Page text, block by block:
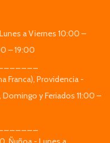
a Viernes 10:00 –
– 19:00
Franca), Providencia -
y Feriados 11:00 –